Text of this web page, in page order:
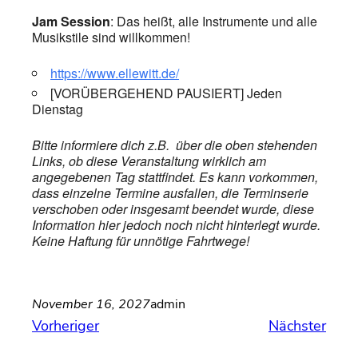
Jam Session: Das heißt, alle Instrumente und alle
Musikstile sind willkommen!
https://www.ellewitt.de/
[VORÜBERGEHEND PAUSIERT] Jeden
Dienstag
Bitte informiere dich z.B. über die oben stehenden
Links, ob diese Veranstaltung wirklich am
angegebenen Tag stattfindet. Es kann vorkommen,
dass einzelne Termine ausfallen, die Terminserie
verschoben oder insgesamt beendet wurde, diese
Information hier jedoch noch nicht hinterlegt wurde.
Keine Haftung für unnötige Fahrtwege!
November 16, 2027admin
Vorheriger Nächster